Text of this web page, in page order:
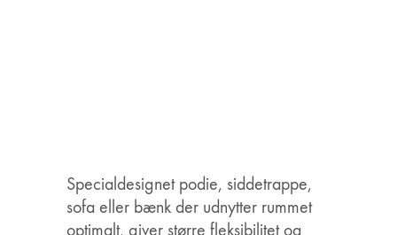
Specialdesignet podie, siddetrappe,
sofa eller bænk der udnytter rummet
optimalt, giver større fleksibilitet og